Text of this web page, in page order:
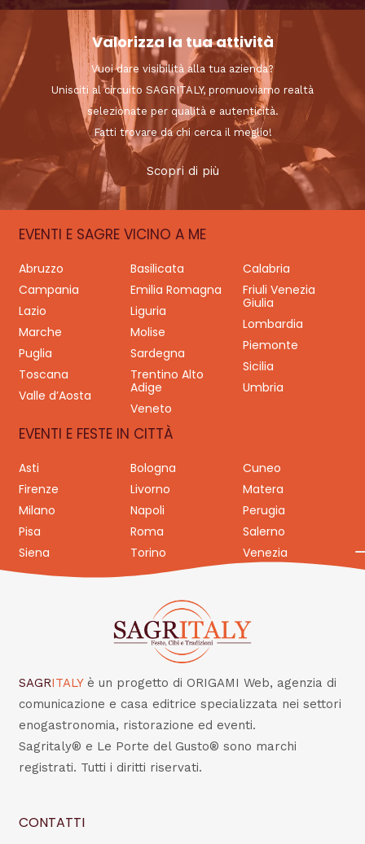
Valorizza la tua attività
Vuoi dare visibilità alla tua azienda?
Unisciti al circuito SAGRITALY, promuoviamo realtà
selezionate per qualità e autenticità.
Fatti trovare da chi cerca il meglio!
Scopri di più
EVENTI E SAGRE VICINO A ME
Abruzzo Basilicata
Calabria
Campania
Emilia Romagna
Friuli Venezia
Giulia
Lazio
Liguria
Lombardia
Marche
Molise
Piemonte
Puglia
Sardegna
Sicilia
Toscana
Trentino Alto
Adige
Umbria
Valle d’Aosta
Veneto
EVENTI E FESTE IN CITTÀ
Asti Bologna
Cuneo
Firenze
Livorno
Matera
Milano
Napoli
Perugia
Pisa
Roma
Salerno
Siena
Torino Venezia
SAGRITALY è un progetto di ORIGAMI Web, agenzia di
comunicazione e casa editrice specializzata nei settori
enogastronomia, ristorazione ed eventi.
Sagritaly® e Le Porte del Gusto® sono marchi
registrati. Tutti i diritti riservati.
CONTATTI